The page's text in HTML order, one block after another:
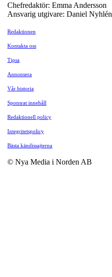
Chefredaktör: Emma Andersson
Ansvarig utgivare: Daniel Nyhlén
Redaktionen
Kontakta oss
Tipsa
Annonsera
Vår historia
Sponsrat innehåll
Redaktionell policy
Integritetspolicy
Bästa kändissajterna
© Nya Media i Norden AB